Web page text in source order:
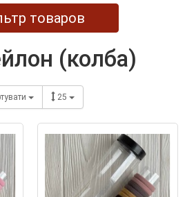
товаров
(колба)
25